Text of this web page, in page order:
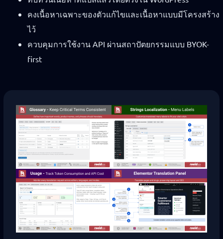
คงเนื้อหาเฉพาะของตัวแก้ไขและเนื้อหาแบบมีโครงสร้าง
ไว้
ควบคุมการใช้งาน API ผ่านสถาปัตยกรรมแบบ BYOK-
first